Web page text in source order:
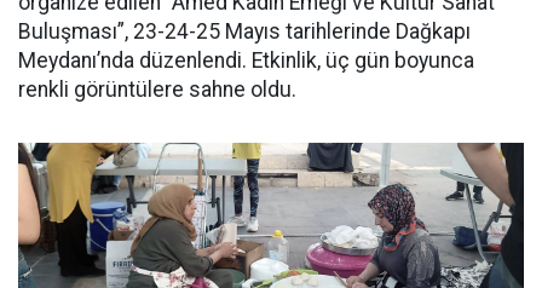
Buluşması”, 23-24-25 Mayıs tarihlerinde Dağkapı
Meydanı’nda düzenlendi. Etkinlik, üç gün boyunca
renkli görüntülere sahne oldu.